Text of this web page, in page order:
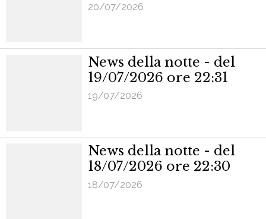
20/07/2026
News della notte - del
19/07/2026 ore 22:31
19/07/2026
News della notte - del
18/07/2026 ore 22:30
18/07/2026